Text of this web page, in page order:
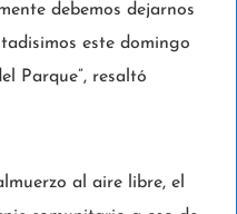
debemos dejarnos
este domingo
Parque”, resaltó
al aire libre, el